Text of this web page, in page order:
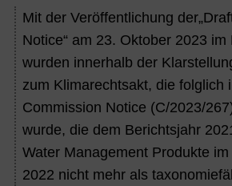
Mit der Veröffentlichung
Notice“ am 23. Oktober 2023
wurden innerhalb der
zum Klimarechtsakt, die folglich
Commission Notice (C/2023/
wurde, die dem Berichtsjahr
Water Management Produkte
2022 nicht mehr als